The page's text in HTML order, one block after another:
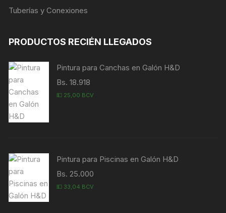
Tuberías y Conexiones
PRODUCTOS RECIÉN LLEGADOS
Pintura para Canchas en Galón H&D
Bs. 18.918
💵 25,00 BCV
Pintura para Piscinas en Galón H&D
Bs. 25.000
💵 33,04 BCV